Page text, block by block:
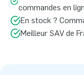
commandes en
En stock ?
Meilleur SAV de